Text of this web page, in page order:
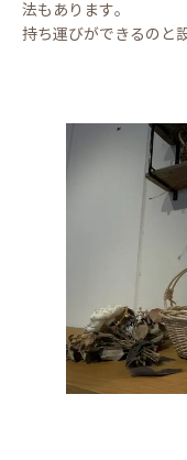
法もあります。
持ち運びができるのと